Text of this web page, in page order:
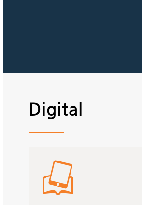
Digital